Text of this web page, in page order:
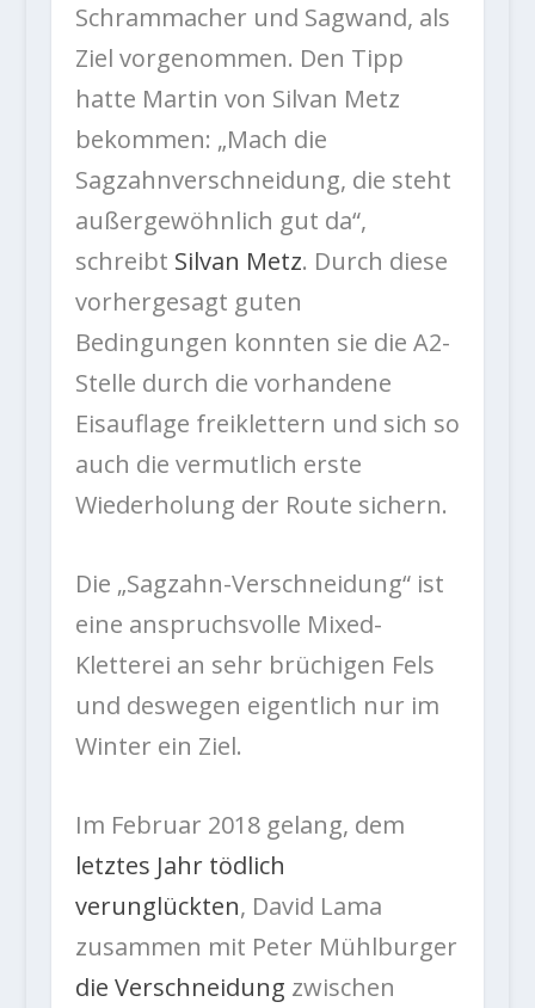
Schrammacher und Sagwand, als
Ziel vorgenommen. Den Tipp
hatte Martin von Silvan Metz
bekommen: „Mach die
Sagzahnverschneidung, die steht
außergewöhnlich gut da“,
schreibt Silvan Metz. Durch diese
vorhergesagt guten
Bedingungen konnten sie die A2-
Stelle durch die vorhandene
Eisauflage freiklettern und sich so
auch die vermutlich erste
Wiederholung der Route sichern.
Die „Sagzahn-Verschneidung“ ist
eine anspruchsvolle Mixed-
Kletterei an sehr brüchigen Fels
und deswegen eigentlich nur im
Winter ein Ziel.
Im Februar 2018 gelang, dem
letztes Jahr tödlich
verunglückten, David Lama
zusammen mit Peter Mühlburger
die Verschneidung zwischen